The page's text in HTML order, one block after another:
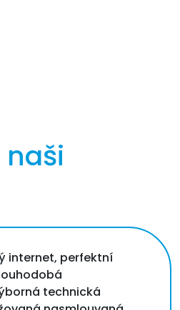
naši
internet, perfektní
technická